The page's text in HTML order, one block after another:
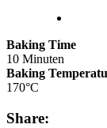
Baking Time
10 Minuten
Baking
170°C
Share: